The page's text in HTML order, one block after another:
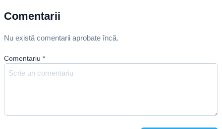
Comentarii
Nu există comentarii aprobate încă.
Comentariu *